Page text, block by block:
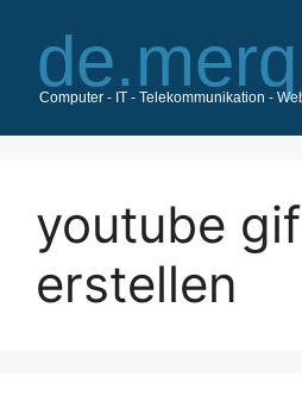
Inhalt
springen
youtube gif
erstellen